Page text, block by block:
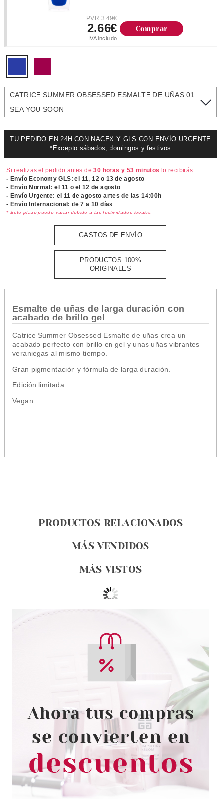
PVR 3.49€
2.66€
IVA incluido
Comprar
CATRICE SUMMER OBSESSED ESMALTE DE UÑAS 01
SEA YOU SOON
TU PEDIDO EN 24H CON NACEX Y GLS CON ENVÍO URGENTE
*Excepto sábados, domingos y festivos
Si realizas el pedido antes de30 horas y 53 minutos lo recibirás:
- Envío Economy GLS: el 11, 12 o 13 de agosto
- Envío Normal: el 11 o el 12 de agosto
- Envío Urgente: el11 de agosto antes de las 14:00h
- Envío Internacional: de 7 a 10 días
* Este plazo puede variar debido a las festividades locales
GASTOS DE ENVÍO
PRODUCTOS 100%
ORIGINALES
Esmalte de uñas de larga duración con
acabado de brillo gel
Catrice Summer Obsessed Esmalte de uñas crea un
acabado perfecto con brillo en gel y unas uñas vibrantes
veraniegas al mismo tiempo.
Gran pigmentación y fórmula de larga duración.
Edición limitada.
Vegan.
PRODUCTOS RELACIONADOS
MÁS VENDIDOS
MÁS VISTOS
CATRICE
CATRICE ESMALTE DE UÑAS
GLOW TINT SHIMMER 030
SPARKLE SYMPHONY
Pvr 3.99€
-17%
desde
3.30€